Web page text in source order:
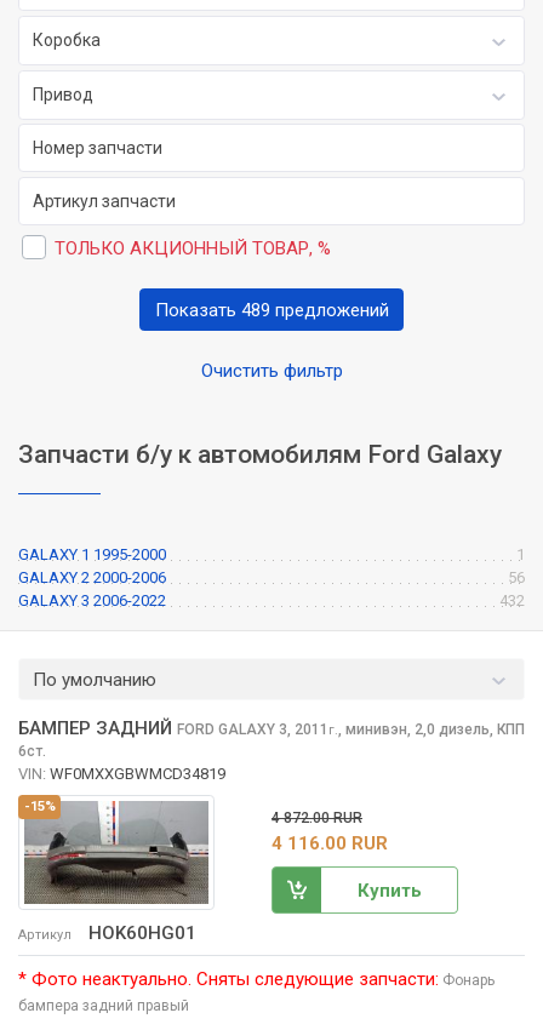
Коробка
Привод
ТОЛЬКО АКЦИОННЫЙ ТОВАР, %
Очистить фильтр
Показать 489 предложений
Запчасти б/у к автомобилям Ford Galaxy
GALAXY 1 1995-2000
1
GALAXY 2 2000-2006
56
GALAXY 3 2006-2022
432
По умолчанию
-15%
Артикул HOK60HG01
БАМПЕР ЗАДНИЙ FORD GALAXY 3, 2011 г., минивэн, 2,0 дизель, КПП
6ст.
VIN: WF0MXXGBWMCD34819
4 872.00 RUR
4 116.00 RUR
Купить
* Фото неактуально. Сняты следующие запчасти: Фонарь
бампера задний правый